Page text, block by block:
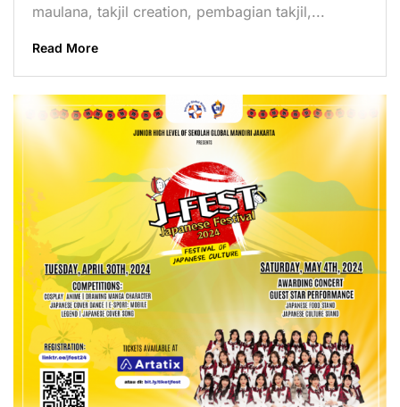
maulana, takjil creation, pembagian takjil,...
Read More